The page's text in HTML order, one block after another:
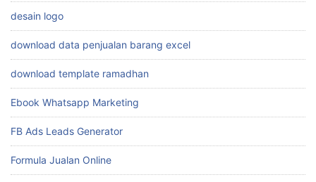
desain logo
download data penjualan barang excel
download template ramadhan
Ebook Whatsapp Marketing
FB Ads Leads Generator
Formula Jualan Online